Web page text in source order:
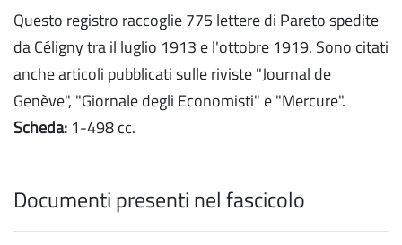
Questo registro raccoglie 775 lettere di Pareto spedite
da Céligny tra il luglio 1913 e l'ottobre 1919. Sono citati
anche articoli pubblicati sulle riviste "Journal de
Genève", "Giornale degli Economisti" e "Mercure".
Scheda: 1-498 cc.
Documenti presenti nel fascicolo